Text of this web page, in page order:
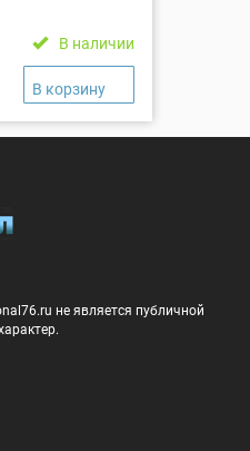
В наличии
не является публичной